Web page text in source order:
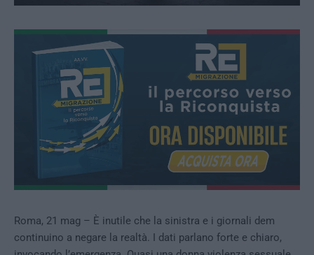
Roma, 21 mag – È inutile che la sinistra e i giornali dem
continuino a negare la realtà. I dati parlano forte e chiaro,